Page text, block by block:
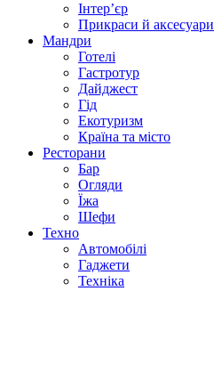
Інтер’єр
Прикраси й аксесуари
Мандри
Готелі
Гастротур
Дайджест
Гід
Екотуризм
Країна та місто
Ресторани
Бар
Огляди
Їжа
Шефи
Техно
Автомобілі
Гаджети
Техніка